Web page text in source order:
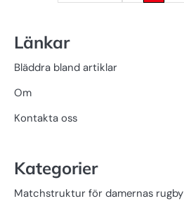
Länkar
Bläddra bland artiklar
Om
Kontakta oss
Kategorier
Matchstruktur för damernas rugby